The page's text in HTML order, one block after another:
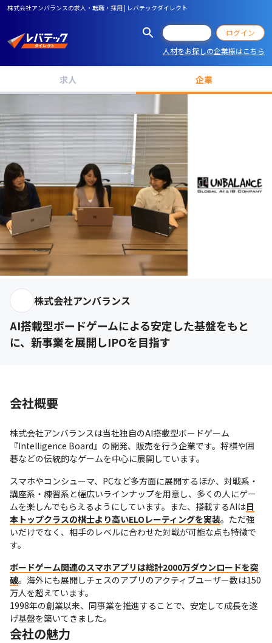
株式会社アンバランスの求人・転職・採用 | レバテックダイレクト
ログイン
人材をお探しの企業様はこちら
求人 企業
株式会社アンバランス
AI搭載型ボードゲームによる安定した基盤をもと
に、新事業を展開しIPOを目指す
会社概要
株式会社アンバランスは当社独自のAI搭載型ボードゲーム
『Intelligence Board』の開発、販売を行う企業です。将棋や囲
碁などの伝統的なゲームを中心に展開しています。
スマホやコンシューマ、PCなど多方面に展開するほか、対戦系・
講座系・練習系と幅広いラインナップを用意し、多くの人にゲー
ムを楽しんでもらえるようにしています。また、搭載するAIは日
本トップクラスの棋士より高いELOレーティングを実装。ただ強
いだけでなく、相手のレベルに合わせた対戦が可能な点も特徴で
す。
ボードゲーム関連のスマホアプリは総計2000万ダウンロードを突
破。海外にも展開しチェスのアプリのアクティブユーザー数は150
万人を超えています。
1998年の創業以来、同事業を推進することで、安定して成長を遂
げ基盤を築いてきました。
会社の魅力